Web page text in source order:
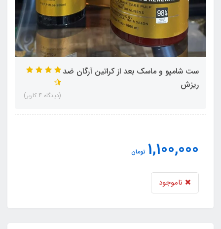
ست شامپو و ماسک بعد از کراتین آرگان ضد
ریزش
(دیدگاه 4 کاربر)
1,100,000 تومان
ناموجود